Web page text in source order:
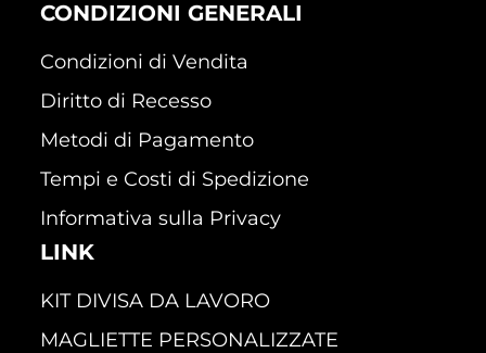
CONDIZIONI GENERALI
Condizioni di Vendita
Diritto di Recesso
Metodi di Pagamento
Tempi e Costi di Spedizione
Informativa sulla Privacy
LINK
KIT DIVISA DA LAVORO
MAGLIETTE PERSONALIZZATE